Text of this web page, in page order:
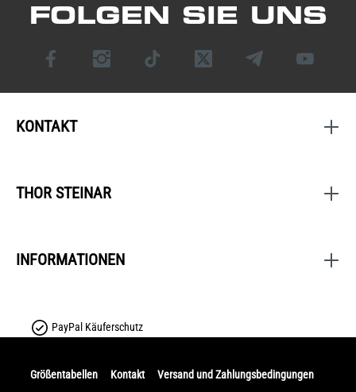
FOLGEN SIE UNS
KONTAKT
THOR STEINAR
INFORMATIONEN
PayPal Käuferschutz
Größentabellen Kontakt
Versand und Zahlungsbedingungen